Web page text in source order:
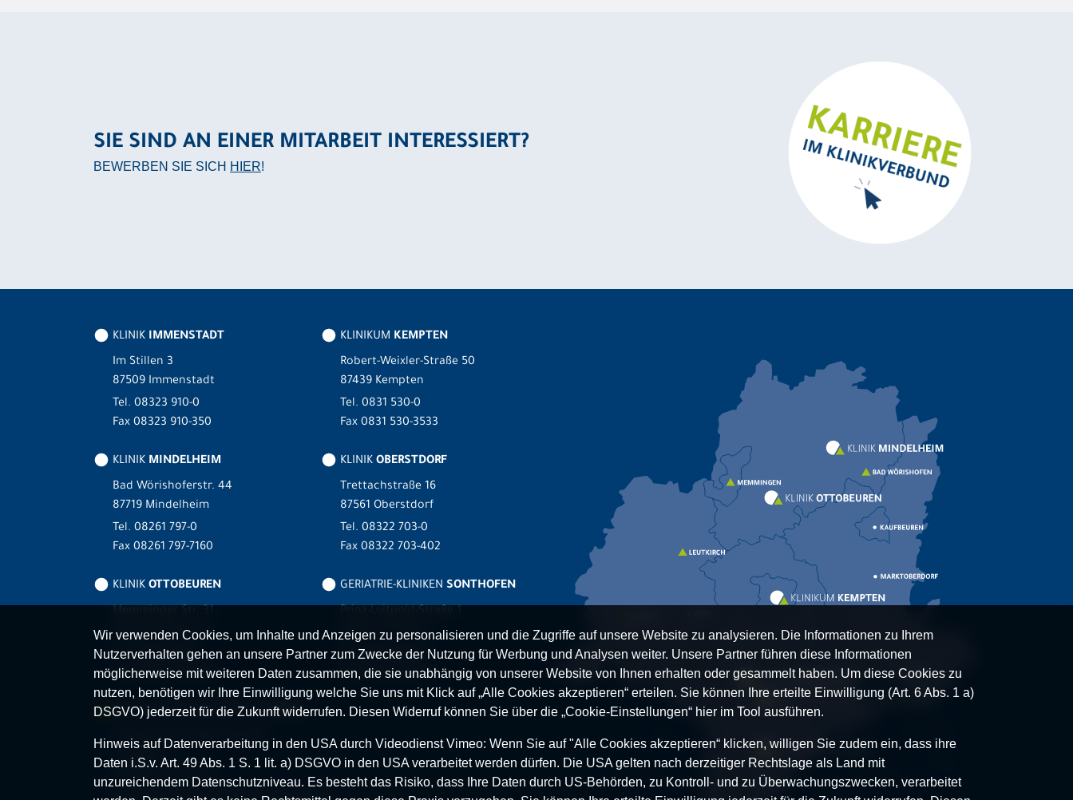
SIE SIND AN EINER MITARBEIT INTERESSIERT?
BEWERBEN SIE SICH HIER!
KLINIK IMMENSTADT
Im Stillen 3
87509 Immenstadt
Tel. 08323 910-0
Fax 08323 910-350
KLINIK MINDELHEIM
Bad Wörishoferstr. 44
87719 Mindelheim
Tel. 08261 797-0
Fax 08261 797-7160
KLINIK OTTOBEUREN
87724 Ottobeuren
Tel.08332 792-0
Fax 08332 792-5416
KLINIKUM KEMPTEN
Robert-Weixler-Straße 50
87439 Kempten
Tel. 0831 530-0
Fax 0831 530-3533
KLINIK OBERSTDORF
Trettachstraße 16
87561 Oberstdorf
Tel. 08322 703-0
Fax 08322 703-402
GERIATRIE-KLINIKEN SONTHOFEN
87527 Sonthofen
Tel.08321 804-0
Fax 08321 804-119
MVZ-FACHPRAXENVERBUNDALLGÄU
Klinikverbund Allgäu gGmbH
Im Stillen 2
87509 Immenstadt
www.mvz-fachpraxenverbund-allgaeu.de
Wir verwenden Cookies, um Inhalte und Anzeigen zu personalisieren und die Zugriffe auf unsere Website zu analysieren. Die Informationen zu Ihrem
Nutzerverhalten gehen an unsere Partner zum Zwecke der Nutzung für Werbung und Analysen weiter. Unsere Partner führen diese Informationen
möglicherweise mit weiteren Daten zusammen, die sie unabhängig von unserer Website von Ihnen erhalten oder gesammelt haben. Um diese Cookies zu
nutzen, benötigen wir Ihre Einwilligung welche Sie uns mit Klick auf „Alle Cookies akzeptieren“ erteilen. Sie können Ihre erteilte Einwilligung (Art. 6 Abs. 1 a)
DSGVO) jederzeit für die Zukunft widerrufen. Diesen Widerruf können Sie über die „Cookie-Einstellungen“ hier im Tool ausführen.
Hinweis auf Datenverarbeitung in den USA durch Videodienst Vimeo: Wenn Sie auf "Alle Cookies akzeptieren“ klicken, willigen Sie zudem ein, dass ihre
Daten i.S.v. Art. 49 Abs. 1 S. 1 lit. a) DSGVO in den USA verarbeitet werden dürfen. Die USA gelten nach derzeitiger Rechtslage als Land mit
unzureichendem Datenschutzniveau. Es besteht das Risiko, dass Ihre Daten durch US-Behörden, zu Kontroll- und zu Überwachungszwecken, verarbeitet